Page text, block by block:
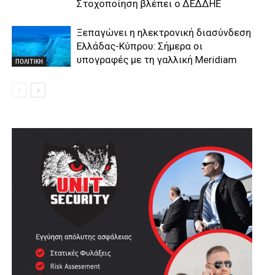
Στοχοποίηση βλέπει ο ΔΕΔΔΗΕ
ΠΟΛΙΤΙΚΗ
Ξεπαγώνει η ηλεκτρονική διασύνδεση
Ελλάδας-Κύπρου: Σήμερα οι
υπογραφές με τη γαλλική Meridiam